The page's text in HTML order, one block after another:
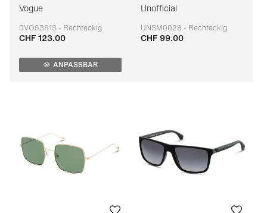
Vogue
0VO5361S - Rechteckig
Anpassbar
CHF 123.00
ANPASSBAR
Unofficial
UNSM0028 - Rechteckig
Anpassbar
CHF 99.00